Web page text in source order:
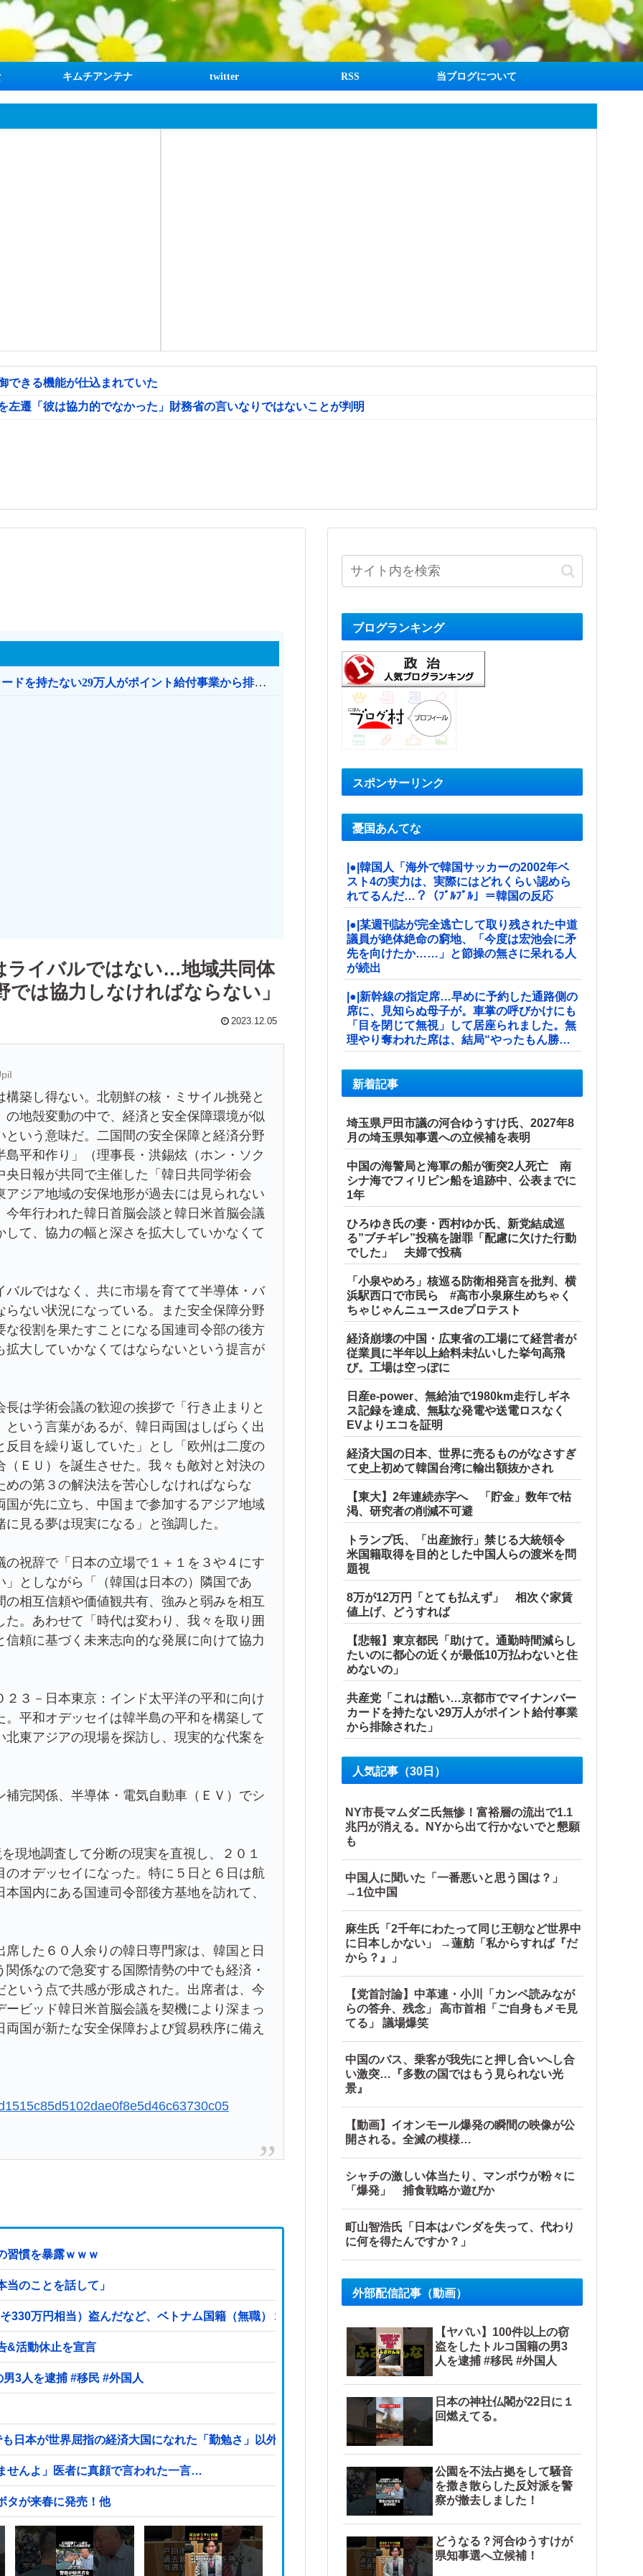
キムチアンテナ twitter RSS 当ブログについて
できる機能が仕込まれていた
遷「彼は協力的でなかった」財務省の言いなりではないことが判明
共産党「これは酷い…京都市でマイナンバーカードを持たない29万人がポイント給付事業から排除された」
ライバルではない…地域共同体
は協力しなければならない」
2023.12.05
築し得ない。北朝鮮の核・ミサイル挑発と
地殻変動の中で、経済と安全保障環境が似
いう意味だ。二国間の安全保障と経済分野
平和作り」（理事長・洪錫炫（ホン・ソク
日報が共同で主催した「韓日共同学術会
ジア地域の安保地形が過去には見られない
年行われた韓日首脳会談と韓日米首脳会議
て、協力の幅と深さを拡大していかなくて
ルではなく、共に市場を育てて半導体・バ
ない状況になっている。また安全保障分野
役割を果たすことになる国連司令部の後方
大していかなくてはならないという提言が
は学術会議の歓迎の挨拶で「行き止まりと
いう言葉があるが、韓日両国はしばらく出
目を繰り返していた」とし「欧州は二度の
ＥＵ）を誕生させた。我々も敵対と対決の
の第３の解決法を苦心しなければならな
が先に立ち、中国まで参加するアジア地域
見る夢は現実になる」と強調した。
祝辞で「日本の立場で１＋１を３や４にす
としながら「（韓国は日本の）隣国であ
相互信頼や価値観共有、強みと弱みを相互
。あわせて「時代は変わり、我々を取り囲
頼に基づく未来志向的な発展に向けて協力
３－日本東京：インド太平洋の平和に向け
平和オデッセイは韓半島の平和を構築して
東アジアの現場を探訪し、現実的な代案を
完関係、半導体・電気自動車（ＥＶ）でシ
現地調査して分断の現実を直視し、２０１
オデッセイになった。特に５日と６日は航
国内にある国連司令部後方基地を訪れて、
した６０人余りの韓日専門家は、韓国と日
係なので急変する国際情勢の中でも経済・
いう点で共感が形成された。出席者は、今
ビッド韓日米首脳会議を契機により深まっ
国が新たな安全保障および貿易秩序に備え
習慣を暴露ｗｗｗ
のことを話して」
330万円相当）盗んだなど、ベトナム国籍（無職）２人逮捕、盗まれた銅線の半分はすでに売却 富山で...
&活動休止を宣言
【ヤバい】100件以上の窃盗をしたトルコ国籍の男3人を逮捕 #移民 #外国人
日本が世界屈指の経済大国になれた「勤勉さ」以外の勝因！
せんよ」医者に真顔で言われた一言…
タが来春に発売！他
ブログランキング
スポンサーリンク
憂国あんてな
|●|韓国人「海外で韓国サッカーの2002年ベ
スト4の実力は、実際にはどれくらい認めら
れてるんだ…？（ﾌﾞﾙﾌﾞﾙ」＝韓国の反応
|●|某週刊誌が完全逃亡して取り残された中道
議員が絶体絶命の窮地、「今度は宏池会に矛
先を向けたか……」と節操の無さに呆れる人
が続出
|●|新幹線の指定席…早めに予約した通路側の
席に、見知らぬ母子が。車掌の呼びかけにも
「目を閉じて無視」して居座られました。無
理やり奪われた席は、結局“やったもん勝
ち”になってしまうのでしょうか？ ...
新着記事
埼玉県戸田市議の河合ゆうすけ氏、2027年8
月の埼玉県知事選への立候補を表明
中国の海警局と海軍の船が衝突2人死亡 南
シナ海でフィリピン船を追跡中、公表までに
1年
ひろゆき氏の妻・西村ゆか氏、新党結成巡
る”ブチギレ”投稿を謝罪「配慮に欠けた行動
でした」 夫婦で投稿
「小泉やめろ」核巡る防衛相発言を批判、横
浜駅西口で市民ら #高市小泉麻生めちゃく
ちゃじゃんニュースdeプロテスト
経済崩壊の中国・広東省の工場にて経営者が
従業員に半年以上給料未払いした挙句高飛
び。工場は空っぽに
日産e-power、無給油で1980km走行しギネ
ス記録を達成、無駄な発電や送電ロスなく
EVよりエコを証明
経済大国の日本、世界に売るものがなさすぎ
て史上初めて韓国台湾に輸出額抜かされ
【東大】2年連続赤字へ 「貯金」数年で枯
渇、研究者の削減不可避
トランプ氏、「出産旅行」禁じる大統領令
米国籍取得を目的とした中国人らの渡米を問
題視
8万が12万円「とても払えず」 相次ぐ家賃
値上げ、どうすれば
【悲報】東京都民「助けて。通勤時間減らし
たいのに都心の近くが最低10万払わないと住
めないの」
共産党「これは酷い…京都市でマイナンバー
カードを持たない29万人がポイント給付事業
から排除された」
人気記事（30日）
NY市長マムダニ氏無惨！富裕層の流出で1.1
兆円が消える。NYから出て行かないでと懇願
も
中国人に聞いた「一番悪いと思う国は？」
→1位中国
麻生氏「2千年にわたって同じ王朝など世界中
に日本しかない」 →蓮舫「私からすれば『だ
から？』」
【党首討論】中革連・小川「カンペ読みなが
らの答弁、残念」 高市首相「ご自身もメモ見
てる」 議場爆笑
中国のバス、乗客が我先にと押し合いへし合
い激突…『多数の国ではもう見られない光
景』
【動画】イオンモール爆発の瞬間の映像が公
開される。全滅の模様…
シャチの激しい体当たり、マンボウが粉々に
「爆発」 捕食戦略か遊びか
町山智浩氏「日本はパンダを失って、代わり
に何を得たんですか？」
外部配信記事（動画）
【ヤバい】100件以上の窃
盗をしたトルコ国籍の男3
人を逮捕 #移民 #外国人
日本の神社仏閣が22日に１
回燃えてる。
公園を不法占拠をして騒音
を撒き散らした反対派を警
察が撤去しました！
どうなる？河合ゆうすけが
県知事選へ立候補！